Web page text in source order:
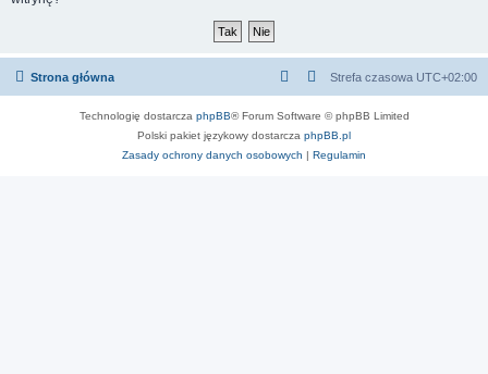
Strona główna Strefa czasowa UTC+02:00
Technologię dostarcza phpBB® Forum Software © phpBB Limited
Polski pakiet językowy dostarcza phpBB.pl
Zasady ochrony danych osobowych | Regulamin